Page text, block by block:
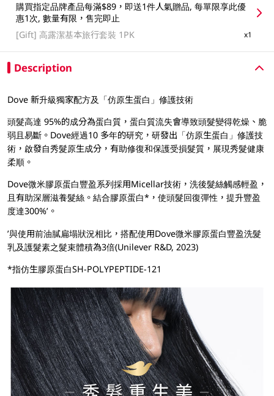
購買指定品牌產品每滿$89，即送1件人氣贈品, 每單限享此優
惠1次, 數量有限，售完即止
[Gift] 高露潔基本旅行套裝 1PK x1
Description
Dove 新升級獨家配方及「仿原生蛋白」修護技術
頭髮高達 95%的成分為蛋白質，蛋白質流失會導致頭髮變得乾燥、脆
弱且易斷。Dove經過10 多年的研究，研發出「仿原生蛋白」修護技
術，啟發自秀髮原生成分，有助修復和保護受損髮質，展現秀髮健康
柔順。
Dove微米膠原蛋白豐盈系列採用Micellar技術，洗後髮絲觸感輕盈，
且有助深層滋養髮絲。結合膠原蛋白*，使頭髮回復彈性，提升豐盈
度達300%’。
’與使用前油膩扁塌狀況相比，搭配使用Dove微米膠原蛋白豐盈洗髮
乳及護髮素之髮束體積為3倍(Unilever R&D, 2023)
*指仿生膠原蛋白SH-POLYPEPTIDE-121